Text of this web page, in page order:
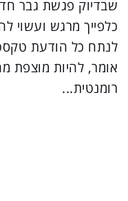
שבדיוק פגשת גבר
כלפייך מרגש ועשוי
לנתח כל הודעת
אומר, להיות מוצפת
רומנטית...